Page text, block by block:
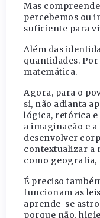
Mas
percebemos ou
suficiente para
Além das
quantidades.
matemática.
Agora, para o
si, não adianta
lógica, retórica e
a imaginação e
desenvolver
contextualizar a
como geografia,
É preciso
funcionam as
aprende-se
porque não,